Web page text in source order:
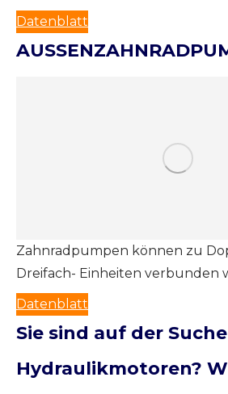
Datenblatt
Zahnradpumpen können zu
Dreifach- Einheiten verbunden
Datenblatt
Sie sind auf der
Hydraulikmotoren?